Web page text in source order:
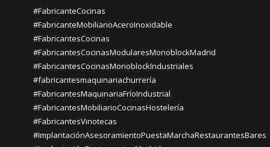
#FabricanteCocinas
#FabricanteMobiliarioAceroInoxidable
#FabricantesCocinas
#FabricantesCocinasModularesMonoblockMadrid
#FabricantesCocinasMonoblockIndustriales
#fabricantesmaquinariachurrería
#FabricantesMaquinariaFríoIndustrial
#FabricantesMobiliarioCocinasHostelería
#FabricantesVinotecas
#ImplantaciónAsesoramientoPuestaMarchaRestaurantesBares